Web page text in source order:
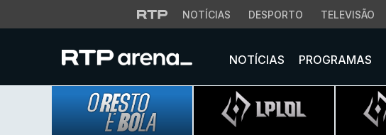
NOTÍCIAS DESPORTO TELEVISÃO
NOTÍCIAS PROGRAMAS